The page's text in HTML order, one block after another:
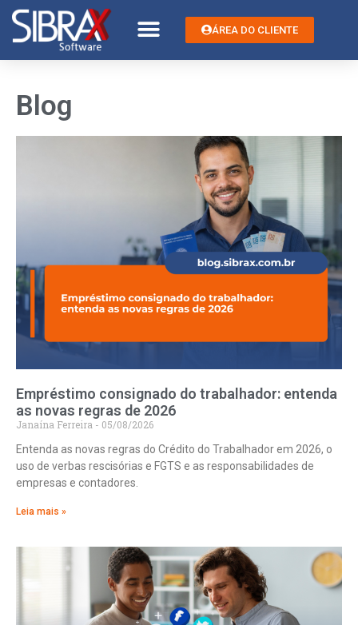
ÁREA DO CLIENTE
Blog
Empréstimo consignado do trabalhador: entenda
as novas regras de 2026
Janaína Ferreira
05/08/2026
Entenda as novas regras do Crédito do Trabalhador em 2026, o
uso de verbas rescisórias e FGTS e as responsabilidades de
empresas e contadores.
Leia mais »